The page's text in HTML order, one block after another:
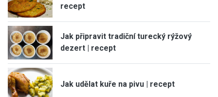
recept
Jak připravit tradiční turecký rýžový
dezert | recept
Jak udělat kuře na pivu | recept